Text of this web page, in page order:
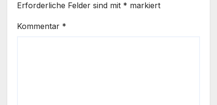
Erforderliche Felder sind mit * markiert
Kommentar *